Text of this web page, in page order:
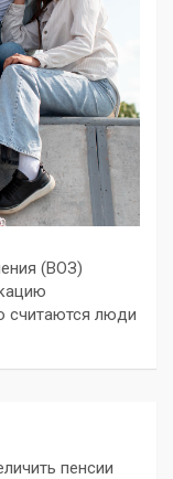
(ВОЗ)
считаются люди
пенсии